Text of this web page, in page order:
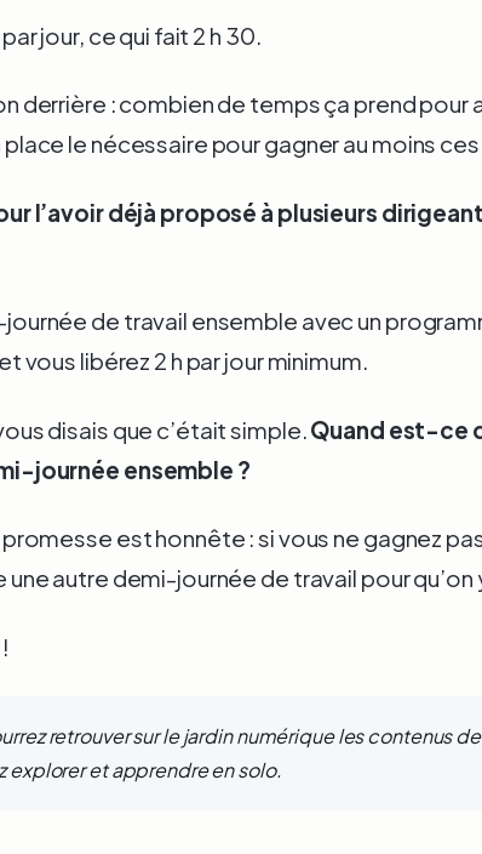
jour, ce qui fait 2 h 30.
derrière : combien de temps ça prend pour
le nécessaire pour gagner au moins ces
l’avoir déjà proposé à plusieurs
de travail ensemble avec un
vous libérez 2 h par jour minimum.
disais que c’était simple.Quand est-ce
journée ensemble ?
est honnête : si vous ne gagnez pas
autre demi-journée de travail pour qu’on
retrouver sur le jardin numérique les contenus
explorer et apprendre en solo.